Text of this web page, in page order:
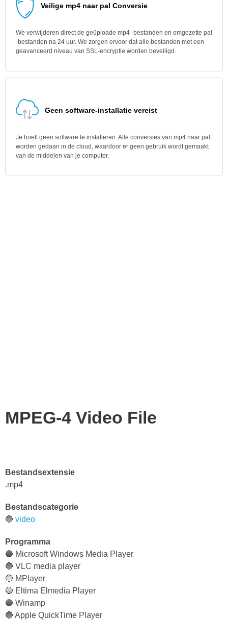
Veilige mp4 naar pal Conversie
We verwijderen direct de geüploade mp4 -bestanden en omgezette pal
-bestanden na 24 uur. We zorgen ervoor dat alle bestanden met een
geavanceerd niveau van SSL-encryptie worden beveiligd.
Geen software-installatie vereist
Je hoeft geen software te installeren. Alle conversies van mp4 naar pal
worden gedaan in de cloud, waardoor er geen gebruik wordt gemaakt
van de middelen van je computer.
MPEG-4 Video File
Bestandsextensie
.mp4
Bestandscategorie
🔵 video
Programma
🔵 Microsoft Windows Media Player
🔵 VLC media player
🔵 MPlayer
🔵 Eltima Elmedia Player
🔵 Winamp
🔵 Apple QuickTime Player